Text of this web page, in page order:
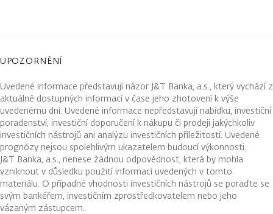
UPOZORNĚNÍ
Uvedené informace představují názor J&T Banka, a.s., který vychází z
aktuálně dostupných informací v čase jeho zhotovení k výše
uvedenému dni. Uvedené informace nepředstavují nabídku, investiční
poradenství, investiční doporučení k nákupu či prodeji jakýchkoliv
investičních nástrojů ani analýzu investičních příležitostí. Uvedené
prognózy nejsou spolehlivým ukazatelem budoucí výkonnosti.
J&T Banka, a.s., nenese žádnou odpovědnost, která by mohla
vzniknout v důsledku použití informací uvedených v tomto
materiálu. O případné vhodnosti investičních nástrojů se poraďte se
svým bankéřem, investičním zprostředkovatelem nebo jeho
vázaným zástupcem.